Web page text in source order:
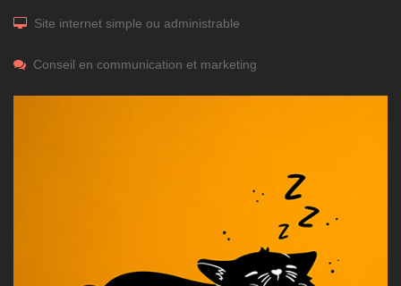
Site internet simple ou administrable
Conseil en communication et marketing